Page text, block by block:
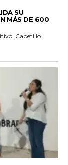
SU
MÁS DE 600
Capetillo